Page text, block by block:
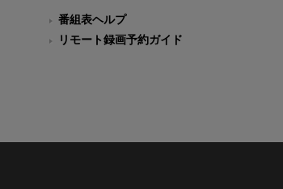
番組表ヘルプ
リモート録画予約ガイド